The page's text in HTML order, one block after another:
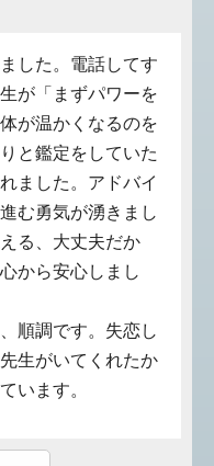
した。電話してす
が「まずパワーを
が温かくなるのを
と鑑定をしていた
ました。アドバイ
む勇気が湧きまし
る、大丈夫だか
から安心しまし
順調です。失恋し
生がいてくれたか
います。